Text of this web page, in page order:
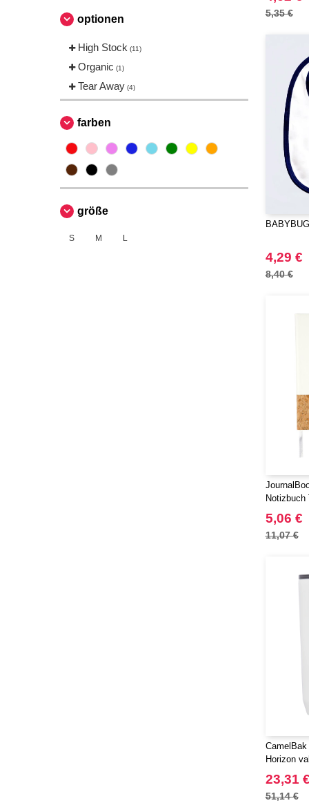
optionen
High Stock (11)
Organic (1)
Tear Away (4)
farben
größe
S M L
5,35 €
4,29 €
8,40 €
5,06 €
11,07 €
Horizon
23,31 €
51,14 €